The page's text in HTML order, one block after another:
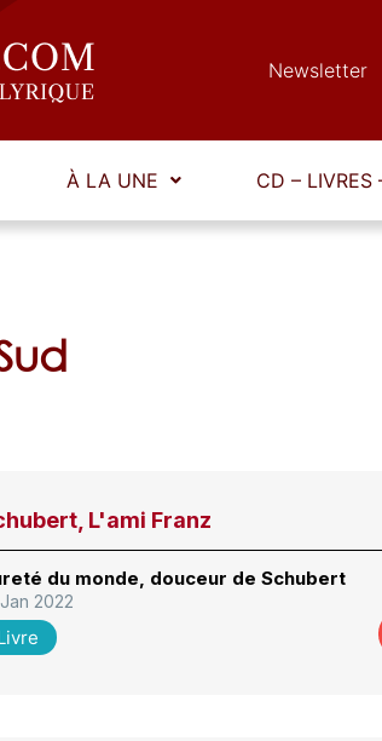
Newsletter
À LA UNE CD – LIVRES
L'ami Franz
du monde, douceur de Schubert
2022